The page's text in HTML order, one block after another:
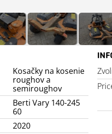
Kosačky na kosenie
roughov a
semiroughov
Berti Vary 140-245
60
2020